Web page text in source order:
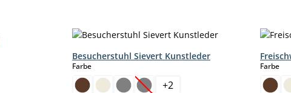
Besucherstuhl Sievert Kunstleder
Farbeauswählen
+2
Farbe